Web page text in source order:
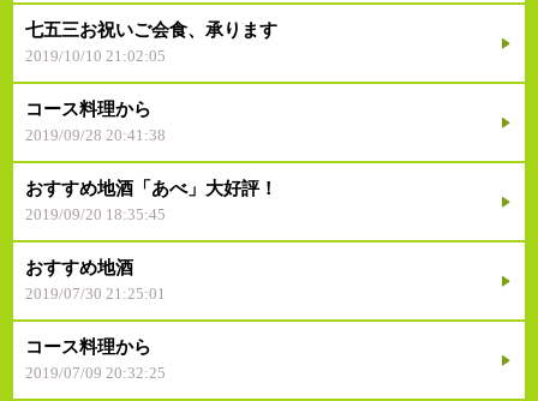
七五三お祝いご会食、承ります
2019/10/10 21:02:05
コース料理から
2019/09/28 20:41:38
おすすめ地酒「あべ」大好評！
2019/09/20 18:35:45
おすすめ地酒
2019/07/30 21:25:01
コース料理から
2019/07/09 20:32:25